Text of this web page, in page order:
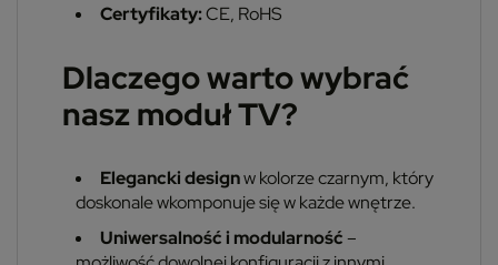
Certyfikaty:CE, RoHS
Dlaczego warto wybrać
nasz moduł TV?
Elegancki designw kolorze czarnym, który
doskonale wkomponuje się w każde wnętrze.
Uniwersalność i modularność–